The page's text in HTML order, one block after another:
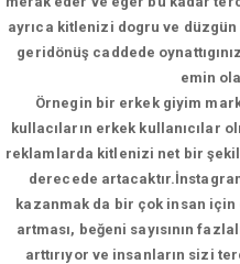
ayrıca kitlenizi dogru ve düzgün
geridönüş caddede
emin
Örnegin bir erkek giyim
kullacıların erkek kullanıcılar
reklamlarda kitlenizi net bir
derecede
kazanmak da bir çok insan için
artması, beğeni sayısının
arttırıyor ve insanların sizi